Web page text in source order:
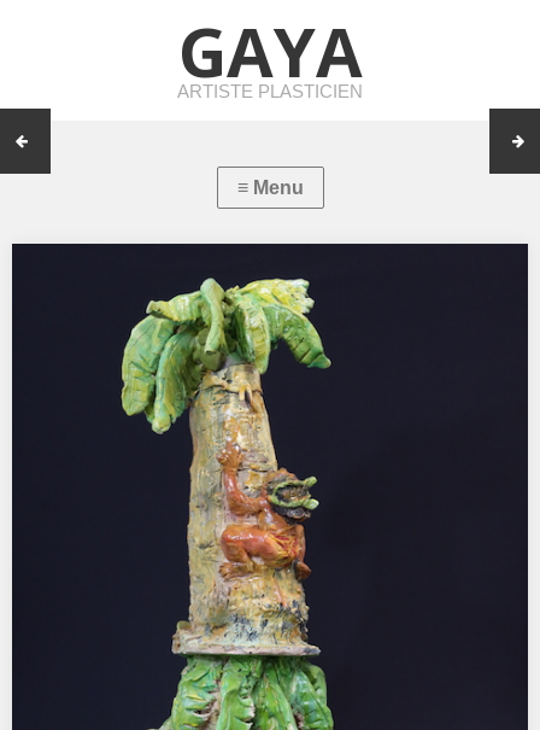
GAYA
ARTISTE PLASTICIEN